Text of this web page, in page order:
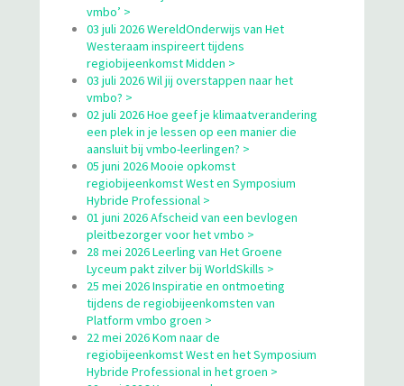
vmbo’ >
03 juli 2026 WereldOnderwijs van Het
Westeraam inspireert tijdens
regiobijeenkomst Midden >
03 juli 2026 Wil jij overstappen naar het
vmbo? >
02 juli 2026 Hoe geef je klimaatverandering
een plek in je lessen op een manier die
aansluit bij vmbo-leerlingen? >
05 juni 2026 Mooie opkomst
regiobijeenkomst West en Symposium
Hybride Professional >
01 juni 2026 Afscheid van een bevlogen
pleitbezorger voor het vmbo >
28 mei 2026 Leerling van Het Groene
Lyceum pakt zilver bij WorldSkills >
25 mei 2026 Inspiratie en ontmoeting
tijdens de regiobijeenkomsten van
Platform vmbo groen >
22 mei 2026 Kom naar de
regiobijeenkomst West en het Symposium
Hybride Professional in het groen >